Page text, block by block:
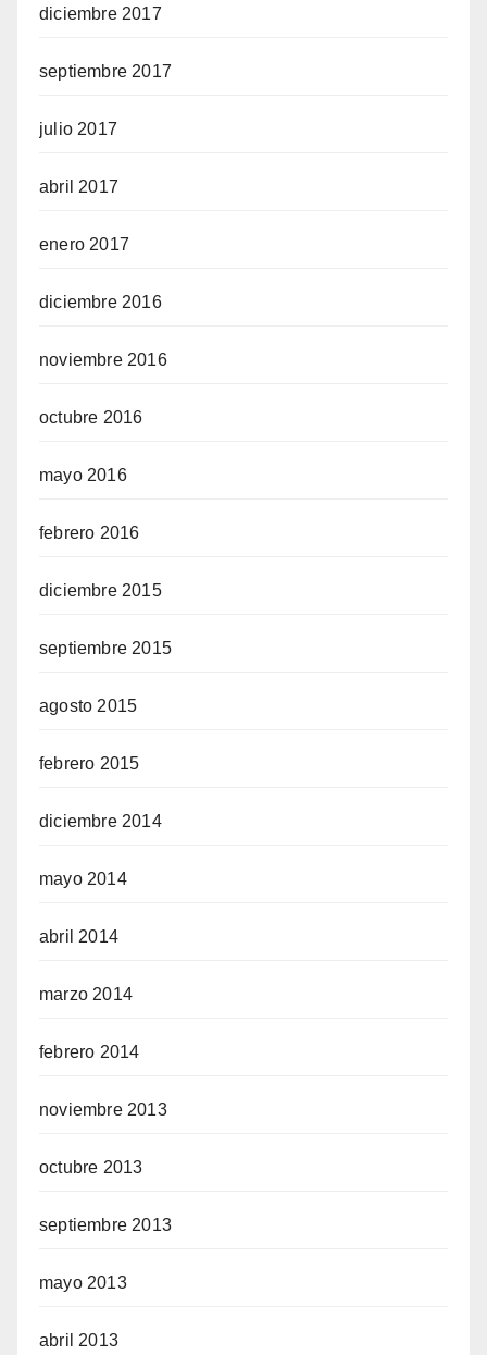
diciembre 2017
septiembre 2017
julio 2017
abril 2017
enero 2017
diciembre 2016
noviembre 2016
octubre 2016
mayo 2016
febrero 2016
diciembre 2015
septiembre 2015
agosto 2015
febrero 2015
diciembre 2014
mayo 2014
abril 2014
marzo 2014
febrero 2014
noviembre 2013
octubre 2013
septiembre 2013
mayo 2013
abril 2013